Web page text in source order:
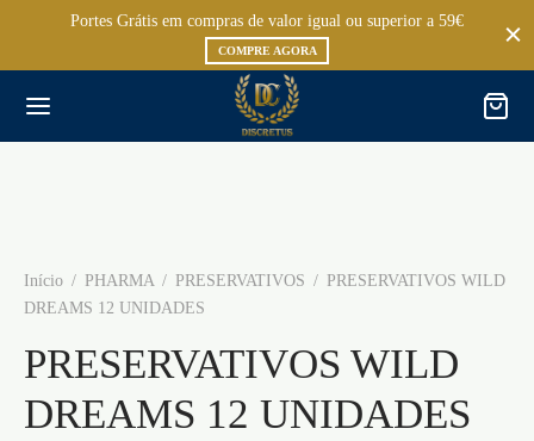
Portes Grátis em compras de valor igual ou superior a 59€
COMPRE AGORA
Início / PHARMA / PRESERVATIVOS / PRESERVATIVOS WILD
DREAMS 12 UNIDADES
PRESERVATIVOS WILD
DREAMS 12 UNIDADES